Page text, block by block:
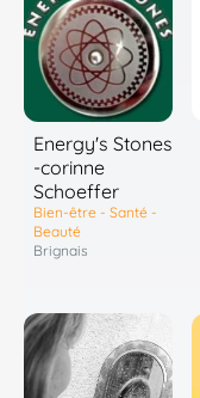
Energy's Stones
-corinne
Schoeffer
Bien-être - Santé -
Beauté
Brignais